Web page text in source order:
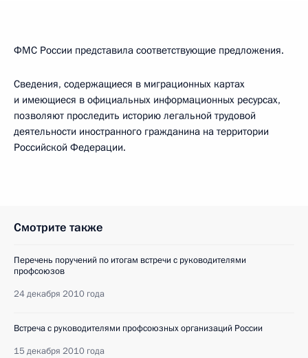
ФМС России представила соответствующие предложения.
Сведения, содержащиеся в миграционных картах
и имеющиеся в официальных информационных ресурсах,
позволяют проследить историю легальной трудовой
деятельности иностранного гражданина на территории
Российской Федерации.
Смотрите также
Перечень поручений по итогам встречи с руководителями
профсоюзов
24 декабря 2010 года
Встреча с руководителями профсоюзных организаций России
15 декабря 2010 года